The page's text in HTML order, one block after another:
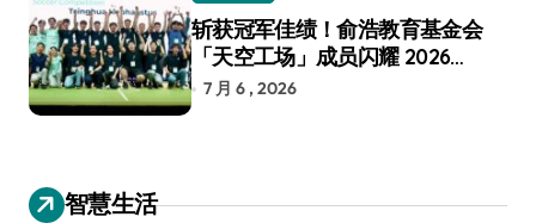
斩获冠军佳绩！俞浩教育基金会
「天空工场」成员闪耀 2026
RoboCup 机器人世界杯
7 月 6 , 2026
智慧生活